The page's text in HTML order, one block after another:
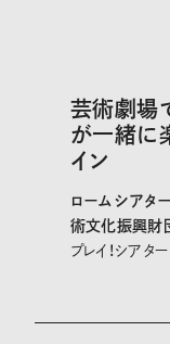
芸術劇場
が一緒に
イン
ロームシアタ
術文化振興財
プレイ！シア